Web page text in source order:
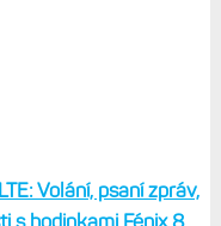
Volání, psaní zpráv,